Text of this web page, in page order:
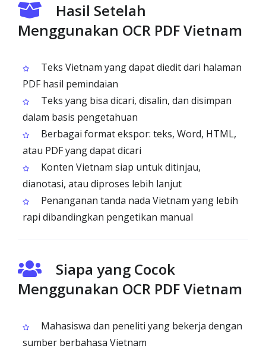
Hasil Setelah
Menggunakan OCR PDF Vietnam
Teks Vietnam yang dapat diedit dari halaman
PDF hasil pemindaian
Teks yang bisa dicari, disalin, dan disimpan
dalam basis pengetahuan
Berbagai format ekspor: teks, Word, HTML,
atau PDF yang dapat dicari
Konten Vietnam siap untuk ditinjau,
dianotasi, atau diproses lebih lanjut
Penanganan tanda nada Vietnam yang lebih
rapi dibandingkan pengetikan manual
Siapa yang Cocok
Menggunakan OCR PDF Vietnam
Mahasiswa dan peneliti yang bekerja dengan
sumber berbahasa Vietnam